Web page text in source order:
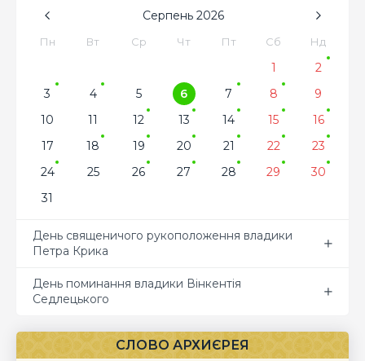
Серпень 2026
Пн Вт Ср Чт Пт Сб Нд
1
2
3
4 5 6 7 8
9
10
11 12 13 14 15
16
17
18 19 20 21 22
23
24
25 26 27 28 29
30
31
День священичого рукоположення владики
Петра Крика
День поминання владики Вінкентія
Седлецького
СЛОВО АРХИЄРЕЯ